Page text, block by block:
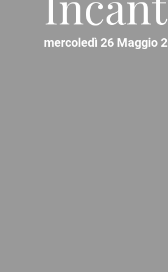
mercoledì 26 Maggio